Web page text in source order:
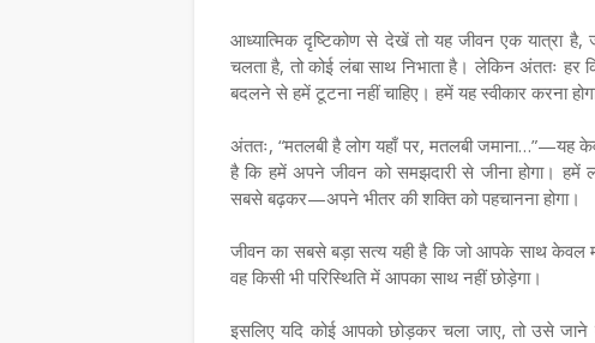
आध्यात्मिक दृष्टिकोण से देखें तो यह जीवन एक यात्रा है,
चलता है, तो कोई लंबा साथ निभाता है। लेकिन अंततः हर
बदलने से हमें टूटना नहीं चाहिए। हमें यह स्वीकार करना
अंततः, “मतलबी है लोग यहाँ पर, मतलबी जमाना…”—यह
है कि हमें अपने जीवन को समझदारी से जीना होगा। हमें
सबसे बढ़कर—अपने भीतर की शक्ति को पहचानना होगा।
जीवन का सबसे बड़ा सत्य यही है कि जो आपके साथ केवल
वह किसी भी परिस्थिति में आपका साथ नहीं छोड़ेगा।
इसलिए यदि कोई आपको छोड़कर चला जाए, तो उसे